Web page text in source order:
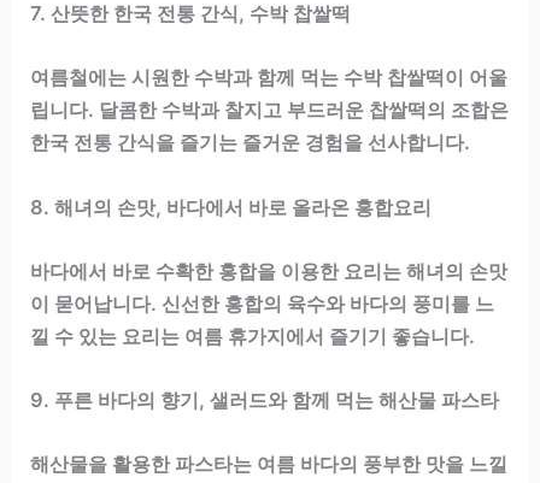
7. 산뜻한 한국 전통 간식, 수박 찹쌀떡
여름철에는 시원한 수박과 함께 먹는 수박 찹쌀떡이 어울
립니다. 달콤한 수박과 찰지고 부드러운 찹쌀떡의 조합은
한국 전통 간식을 즐기는 즐거운 경험을 선사합니다.
8. 해녀의 손맛, 바다에서 바로 올라온 홍합요리
바다에서 바로 수확한 홍합을 이용한 요리는 해녀의 손맛
이 묻어납니다. 신선한 홍합의 육수와 바다의 풍미를 느
낄 수 있는 요리는 여름 휴가지에서 즐기기 좋습니다.
9. 푸른 바다의 향기, 샐러드와 함께 먹는 해산물 파스타
해산물을 활용한 파스타는 여름 바다의 풍부한 맛을 느낄